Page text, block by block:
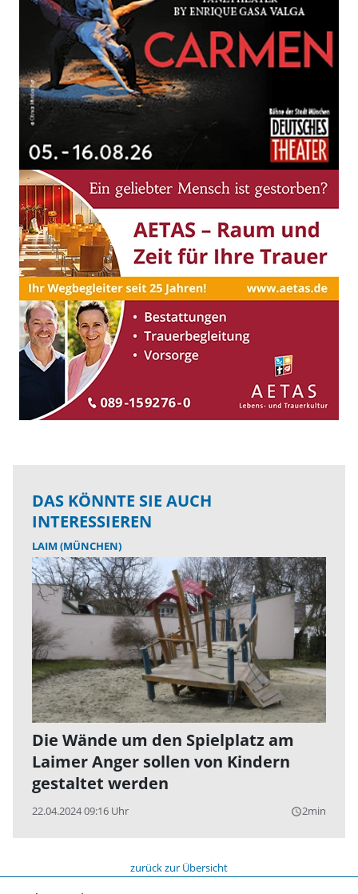
DAS KÖNNTE SIE AUCH
INTERESSIEREN
LAIM (MÜNCHEN)
Die Wände um den Spielplatz am
Laimer Anger sollen von Kindern
gestaltet werden
22.04.2024 09:16 Uhr query_builder2min
zurück zur Übersicht